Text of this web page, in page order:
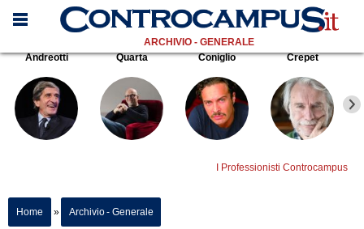
ARCHIVIO - GENERALE
Andreotti
Quarta Coniglio Crepet
I Professionisti Controcampus
Home » Archivio - Generale